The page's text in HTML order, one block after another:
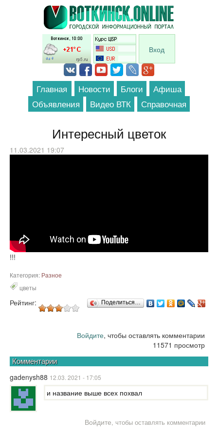
Перейти к основному содержанию
Вход
Главная Новости Блоги
Афиша
Объявления
Видео ВТК Справочная
Интересный цветок
11.03.2021 19:07
!!!
Категория: Разное
цветы
Рейтинг: Поделиться…
Войдите, чтобы оставлять комментарии
11571 просмотр
Комментарии
gadenysh88 12.03. 2021 - 17:05
и название выше всех похвал
Войдите, чтобы оставлять комментарии